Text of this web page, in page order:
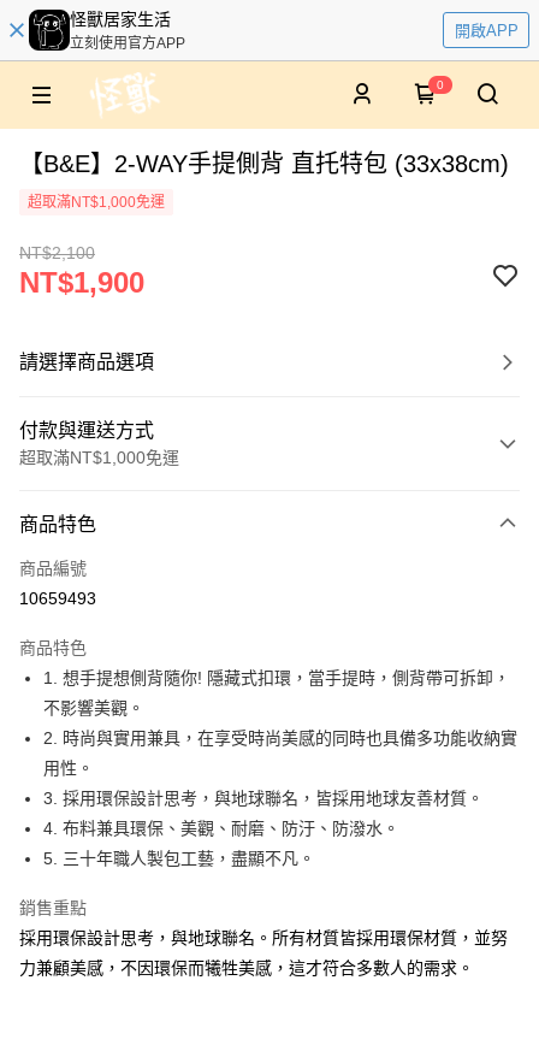
怪獸居家生活
立刻使用官方APP
開啟APP
0
【B&E】2-WAY手提側背 直托特包 (33x38cm)
超取滿NT$1,000免運
NT$2,100
NT$1,900
請選擇商品選項
付款與運送方式
超取滿NT$1,000免運
信用卡一次付款
超商取貨付款
Apple Pay
街口支付
悠遊付
Google Pay
AFTEE先享後付
【關於「AFTEE先享後付」】
AFTEE先享後付是「在收到商品之後才付款」的支付方式。 讓您購物簡單
便利好安心！
１．簡單：不需註冊會員、不需綁卡、不需儲值。
貨到付款
商品特色
商品編號
10659493
商品特色
1. 想手提想側背隨你! 隱藏式扣環，當手提時，側背帶可拆卸，
不影響美觀。
2. 時尚與實用兼具，在享受時尚美感的同時也具備多功能收納實
用性。
3. 採用環保設計思考，與地球聯名，皆採用地球友善材質。
4. 布料兼具環保、美觀、耐磨、防汙、防潑水。
5. 三十年職人製包工藝，盡顯不凡。
銷售重點
採用環保設計思考，與地球聯名。所有材質皆採用環保材質，並努
力兼顧美感，不因環保而犧牲美感，這才符合多數人的需求。